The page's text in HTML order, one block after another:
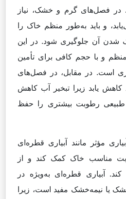
در فصل‌های گرم و خشک، نیاز
و باید به‌طور منظم خاک را
شدن آن جلوگیری شود. در این
و با حجم کافی برای تأمین
است. در مقابل، در فصل‌های
کاهش یابد زیرا تبخیر آب کاهش
رطوبت بیشتری را حفظ
مؤثر مانند آبیاری قطره‌ای
مناسب خاک کمک کند و از
آبیاری قطره‌ای به‌ویژه در
یا نیمه‌خشک مفید است، زیرا